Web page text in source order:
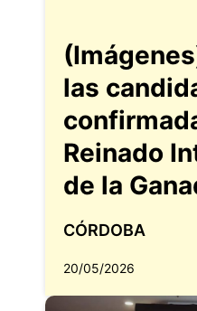
las
Reinado
de la
CÓRDOBA
20/05/2026